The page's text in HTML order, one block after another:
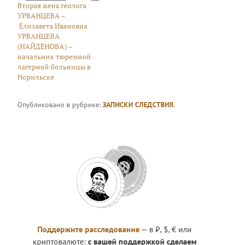
Вторая жена геолога
УРВАНЦЕВА –
Елизавета Ивановна
УРВАНЦЕВА
(НАЙДЁНОВА) –
начальник тюремной
лагерной больницы в
Норильске
Опубликовано в рубрике:ЗАПИСКИ СЛЕДСТВИЯ.
Поддержите расследование — в ₽, $, € или
криптовалюте: с вашей поддержкой сделаем